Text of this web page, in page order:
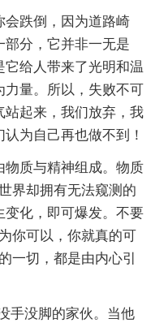
会跌倒，因为道路崎
分，它并非一无是
给人带来了光明和温
量。所以，失败不可
起来，我们放弃，我
为自己再也做不到！
质与精神组成。物质
界却拥有无法窥测的
变化，即可爆发。不要
你可以，你就真的可
一切，都是由内心引
手没脚的家伙。当他